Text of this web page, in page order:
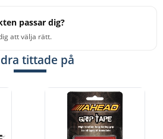
passar dig?
att välja rätt.
tittade på